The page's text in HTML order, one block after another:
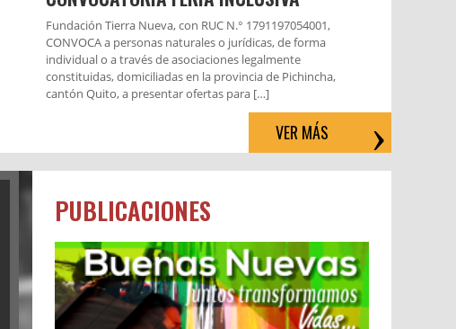
Fundación Tierra Nueva, con RUC N.° 1791197054001,
CONVOCA a personas naturales o jurídicas, de forma
individual o a través de asociaciones legalmente
constituidas, domiciliadas en la provincia de Pichincha,
cantón Quito, a presentar ofertas para […]
VER MÁS
PUBLICACIONES